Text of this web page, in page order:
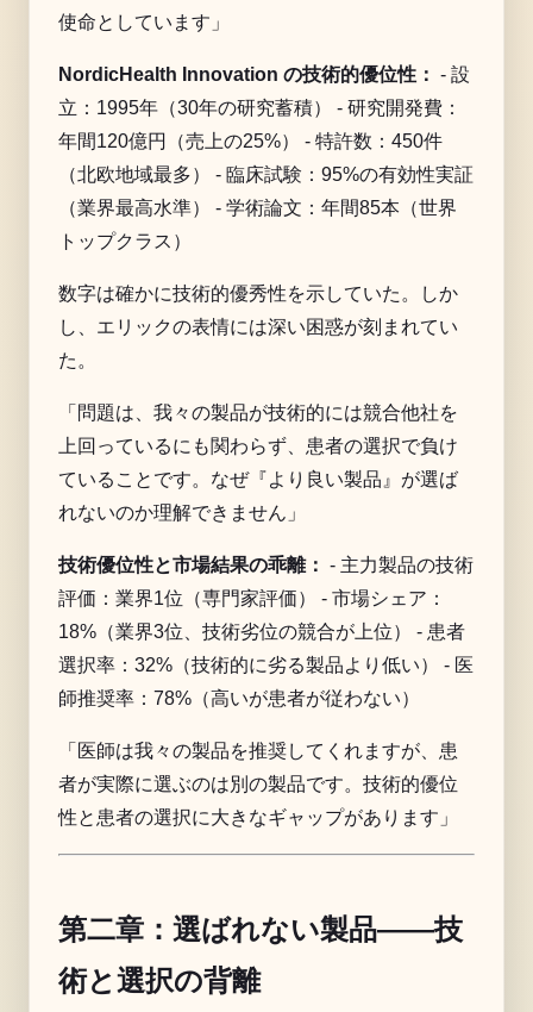
使命としています」
NordicHealth Innovation の技術的優位性： - 設
立：1995年（30年の研究蓄積） - 研究開発費：
年間120億円（売上の25%） - 特許数：450件
（北欧地域最多） - 臨床試験：95%の有効性実証
（業界最高水準） - 学術論文：年間85本（世界
トップクラス）
数字は確かに技術的優秀性を示していた。しか
し、エリックの表情には深い困惑が刻まれてい
た。
「問題は、我々の製品が技術的には競合他社を
上回っているにも関わらず、患者の選択で負け
ていることです。なぜ『より良い製品』が選ば
れないのか理解できません」
技術優位性と市場結果の乖離： - 主力製品の技術
評価：業界1位（専門家評価） - 市場シェア：
18%（業界3位、技術劣位の競合が上位） - 患者
選択率：32%（技術的に劣る製品より低い） - 医
師推奨率：78%（高いが患者が従わない）
「医師は我々の製品を推奨してくれますが、患
者が実際に選ぶのは別の製品です。技術的優位
性と患者の選択に大きなギャップがあります」
第二章：選ばれない製品——技
術と選択の背離